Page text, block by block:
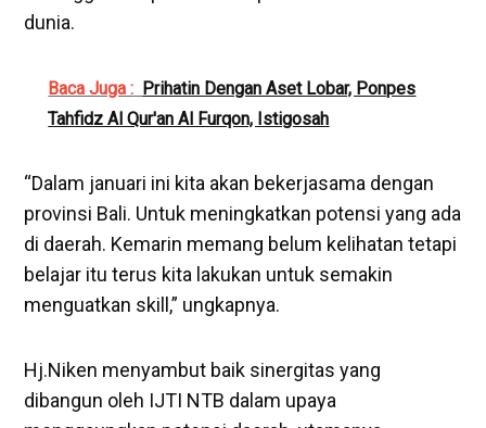
dunia.
Baca Juga : Prihatin Dengan Aset Lobar, Ponpes
Tahfidz Al Qur'an Al Furqon, Istigosah
“Dalam januari ini kita akan bekerjasama dengan
provinsi Bali. Untuk meningkatkan potensi yang ada
di daerah. Kemarin memang belum kelihatan tetapi
belajar itu terus kita lakukan untuk semakin
menguatkan skill,” ungkapnya.
Hj.Niken menyambut baik sinergitas yang
dibangun oleh IJTI NTB dalam upaya